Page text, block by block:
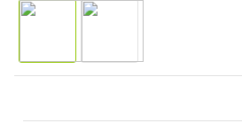
6º
mouse